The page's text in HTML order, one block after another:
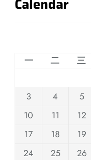
一
二 三
3
4 5
10
11 12
17
18 19
24
25 26